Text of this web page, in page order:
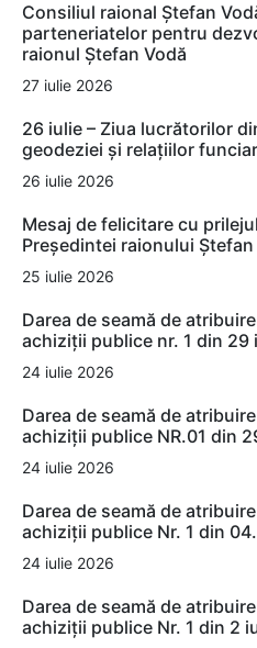
Consiliul raional Ștefan
parteneriatelor pentru
raionul Ștefan Vodă
27 iulie 2026
26 iulie – Ziua lucrătorilor
geodeziei și relațiilor
26 iulie 2026
Mesaj de felicitare cu
Președintei raionului Ștefan
25 iulie 2026
Darea de seamă de
achiziții publice nr. 1 din 29
24 iulie 2026
Darea de seamă de
achiziții publice NR.01 din
24 iulie 2026
Darea de seamă de
achiziții publice Nr. 1 din
24 iulie 2026
Darea de seamă de
achiziții publice Nr. 1 din 2